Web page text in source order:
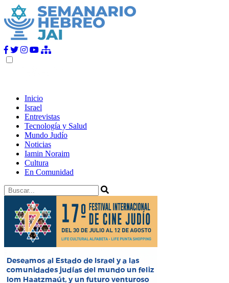
Inicio
Israel
Entrevistas
Tecnología y Salud
Mundo Judío
Noticias
Iamin Noraim
Cultura
En Comunidad